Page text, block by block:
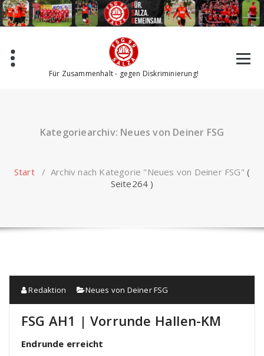
Zum
Inhalt
springen
Für Zusammenhalt - gegen Diskriminierung!
Kategoriearchiv: Neues von Deiner FSG
Start/ Archiv nach Kategorie "Neues von Deiner FSG" (
Seite264 )
Redaktion Neues von Deiner FSG
FSG AH1 | Vorrunde Hallen-KM
Endrunde erreicht